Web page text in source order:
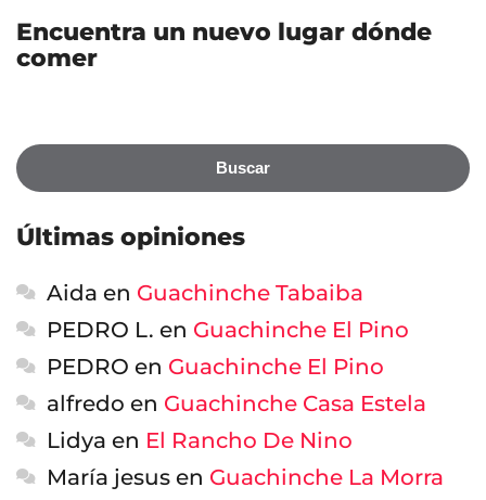
Encuentra un nuevo lugar dónde
comer
Buscar
Últimas opiniones
Aida en Guachinche Tabaiba
PEDRO L. en Guachinche El Pino
PEDRO en Guachinche El Pino
alfredo en Guachinche Casa Estela
Lidya en El Rancho De Nino
María jesus en Guachinche La Morra